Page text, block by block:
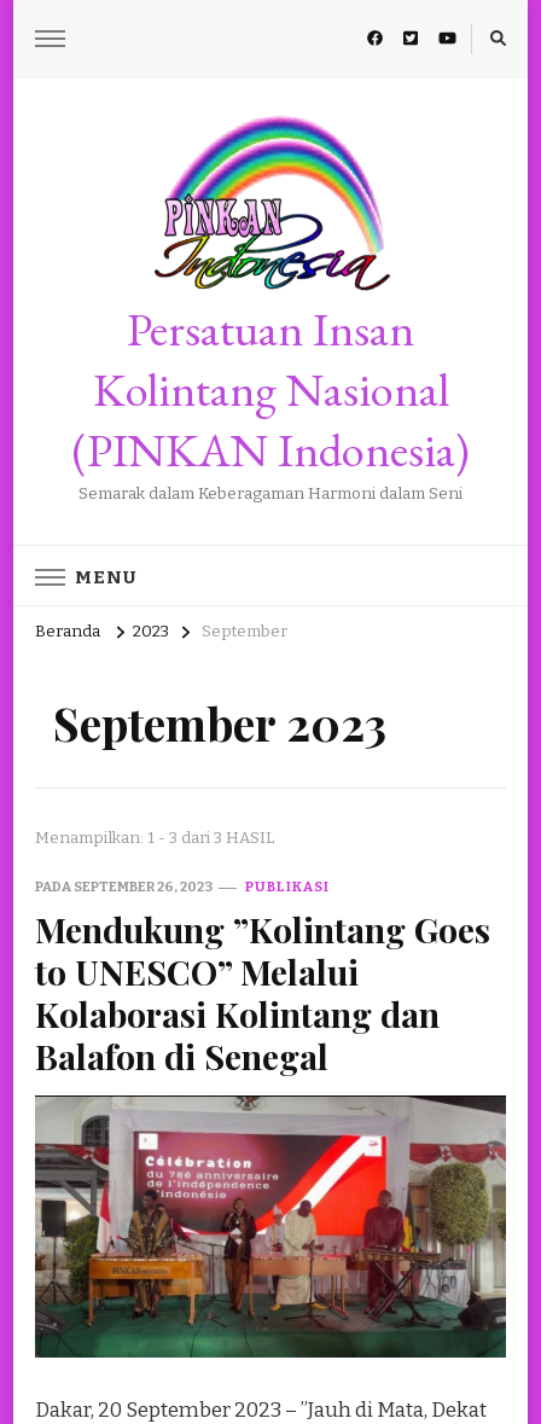
Persatuan Insan
Kolintang Nasional
(PINKAN Indonesia)
Semarak dalam Keberagaman Harmoni dalam Seni
MENU
Beranda 2023 September
September 2023
Menampilkan: 1 - 3 dari 3 HASIL
PADA SEPTEMBER 26, 2023 PUBLIKASI
Mendukung ”Kolintang Goes
to UNESCO” Melalui
Kolaborasi Kolintang dan
Balafon di Senegal
Dakar, 20 September 2023 – ”Jauh di Mata, Dekat